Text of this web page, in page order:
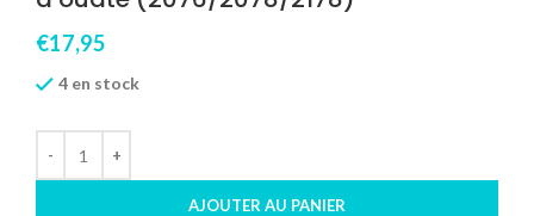
€17,95
4 en stock
AJOUTER AU PANIER